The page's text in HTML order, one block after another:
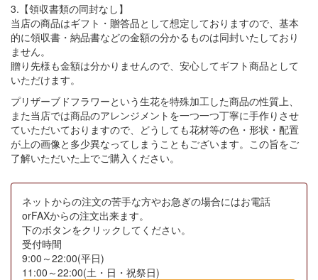
3.【領収書類の同封なし】
当店の商品はギフト・贈答品として想定しておりますので、基本
的に領収書・納品書などの金額の分かるものは同封いたしており
ません。
贈り先様も金額は分かりませんので、安心してギフト商品として
いただけます。
プリザーブドフラワーという生花を特殊加工した商品の性質上、
また当店では商品のアレンジメントを一つ一つ丁寧に手作りさせ
ていただいておりますので、どうしても花材等の色・形状・配置
が上の画像と多少異なってしまうこともございます。この旨をご
了解いただいた上でご購入ください。
ネットからの注文の苦手な方やお急ぎの場合にはお電話
orFAXからの注文出来ます。
下のボタンをクリックしてください。
受付時間
9:00～22:00(平日)
11:00～22:00(土・日・祝祭日)